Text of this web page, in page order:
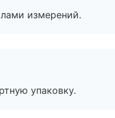
измерений.
упаковку.